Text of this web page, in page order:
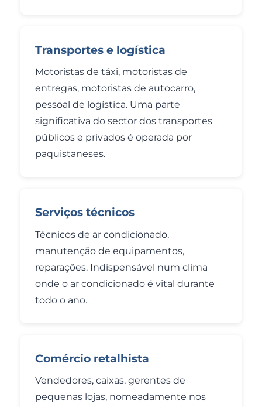
Transportes e logística
Motoristas de táxi, motoristas de
entregas, motoristas de autocarro,
pessoal de logística. Uma parte
significativa do sector dos transportes
públicos e privados é operada por
paquistaneses.
Serviços técnicos
Técnicos de ar condicionado,
manutenção de equipamentos,
reparações. Indispensável num clima
onde o ar condicionado é vital durante
todo o ano.
Comércio retalhista
Vendedores, caixas, gerentes de
pequenas lojas, nomeadamente nos